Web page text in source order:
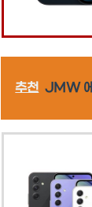
추천 JMW